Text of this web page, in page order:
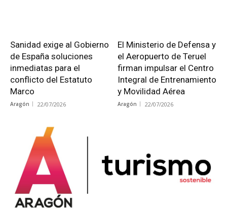
Sanidad exige al Gobierno
de España soluciones
inmediatas para el
conflicto del Estatuto
Marco
Aragón 22/07/2026
El Ministerio de Defensa y
el Aeropuerto de Teruel
firman impulsar el Centro
Integral de Entrenamiento
y Movilidad Aérea
Aragón 22/07/2026